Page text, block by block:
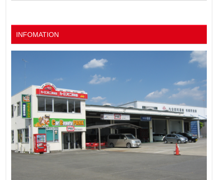
INFOMATION